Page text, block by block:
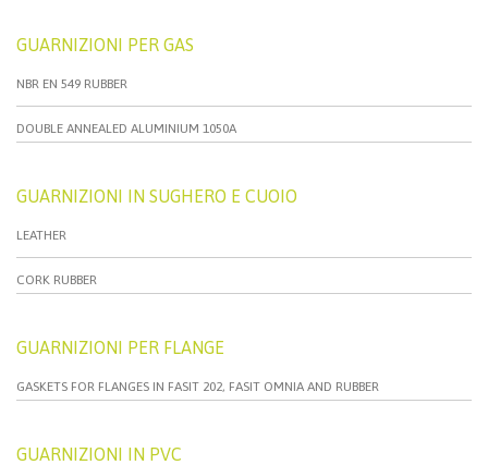
GUARNIZIONI PER GAS
NBR EN 549 RUBBER
DOUBLE ANNEALED ALUMINIUM 1050A
GUARNIZIONI IN SUGHERO E CUOIO
LEATHER
CORK RUBBER
GUARNIZIONI PER FLANGE
GASKETS FOR FLANGES IN FASIT 202, FASIT OMNIA AND RUBBER
GUARNIZIONI IN PVC